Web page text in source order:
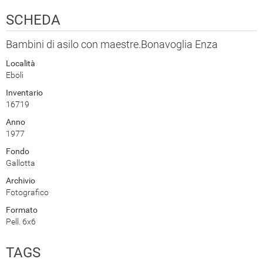
SCHEDA
Bambini di asilo con maestre.Bonavoglia Enza
Località
Eboli
Inventario
16719
Anno
1977
Fondo
Gallotta
Archivio
Fotografico
Formato
Pell. 6x6
TAGS